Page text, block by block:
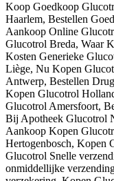
Koop Goedkoop
Haarlem, Bestellen
Aankoop Online
Glucotrol Breda, Waar
Kosten Generieke
Liège, Nu Kopen
Antwerp, Bestellen
Kopen Glucotrol
Glucotrol Amersfoort,
Bij Apotheek Glucotrol
Aankoop Kopen
Hertogenbosch, Kopen
Glucotrol Snelle
onmiddellijke